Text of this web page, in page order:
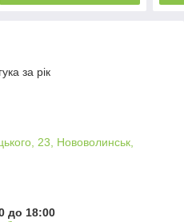
за рік
23, Нововолинськ,
до 18:00